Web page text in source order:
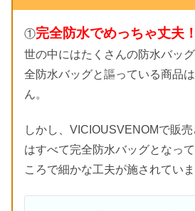
①完全防水でめっちゃ丈夫！
世の中にはたくさんの防水バッ
全防水バッグと謳っている商品
ん。
しかし、VICIOUSVENOMで販
はすべて完全防水バッグとなっ
ころで細かな工夫が施されていま